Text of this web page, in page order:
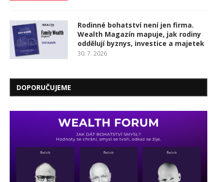
Rodinné bohatství není jen firma.
Wealth Magazín mapuje, jak rodiny
oddělují byznys, investice a majetek
30. 7. 2026
DOPORUČUJEME